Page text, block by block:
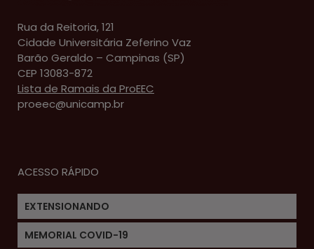
Rua da Reitoria, 121
Cidade Universitária Zeferino Vaz
Barão Geraldo – Campinas (SP)
CEP 13083-872
Lista de Ramais da ProEEC
proeec@unicamp.br
ACESSO RÁPIDO
EXTENSIONANDO
MEMORIAL COVID-19